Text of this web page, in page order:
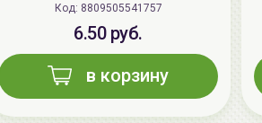
Код: 8809505541757
6.50 руб.
в корзину